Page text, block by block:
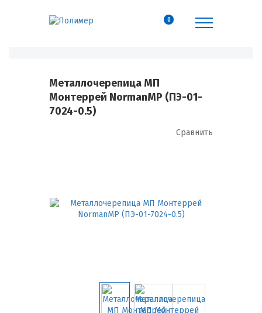
0
Металлочерепица МП
Монтеррей NormanMP (ПЭ-01-
7024-0.5)
Сравнить